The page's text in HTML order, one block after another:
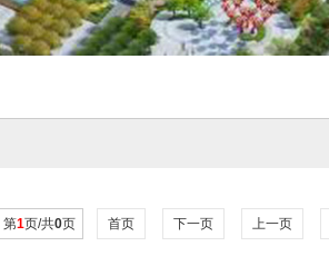
第1页/共0页 首页 下一页 上一页